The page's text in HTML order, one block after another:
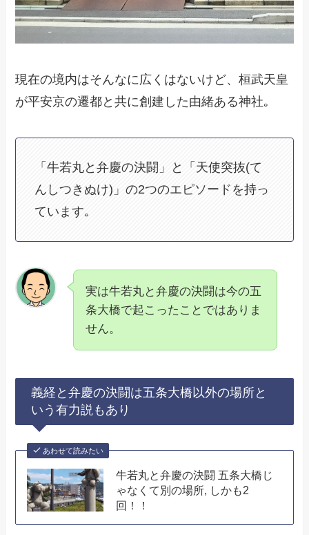
現在の境内はそんなに広くはないけど、桓武天皇
が平安京の遷都と共に創建した由緒ある神社｡
「牛若丸と弁慶の決闘」と「天使突抜(て
んしつきぬけ)」の2つのエピソードを持っ
ています｡
実は牛若丸と弁慶の決闘は今の五
条大橋で起こったことではありま
せん。
義経と弁慶の決闘は五条大橋以外の場所と
いう有力説もあり
あわせて読みたい
牛若丸と弁慶の決闘 五条大橋じ
ゃなくて別の場所, しかも2
回！！